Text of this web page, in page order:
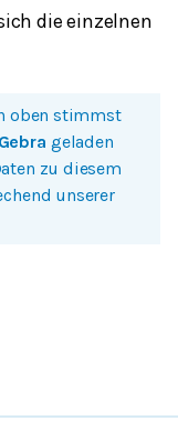
die einzelnen
oben stimmst
geladen
zu diesem
unserer